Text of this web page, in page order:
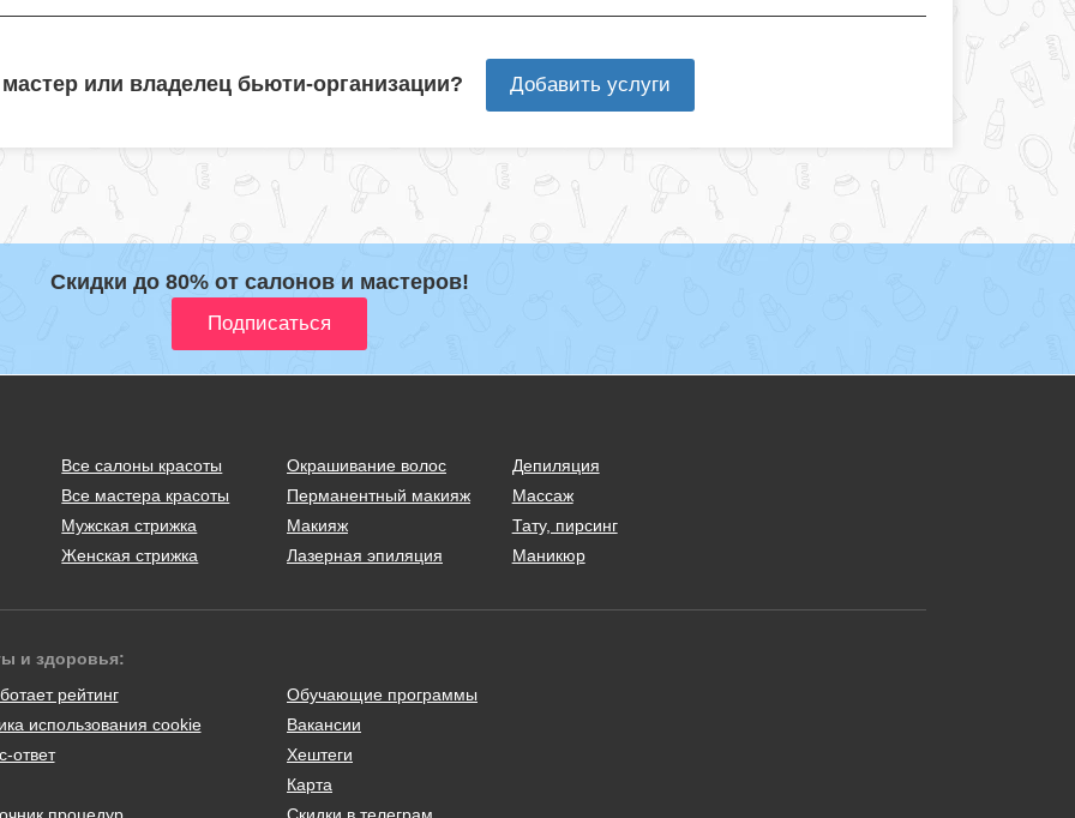
или владелец бьюти-организации? Добавить услуги
Скидки до 80% от салонов и мастеров!
Все салоны красоты
Все мастера красоты
Мужская стрижка
Женская стрижка
Окрашивание волос
Перманентный макияж
Макияж
Лазерная эпиляция
Депиляция
Массаж
Тату, пирсинг
Маникюр
и здоровья:
рейтинг
использования cookie
ответ
процедур
Обучающие программы
Вакансии
Хештеги
Карта
Скидки в телеграм